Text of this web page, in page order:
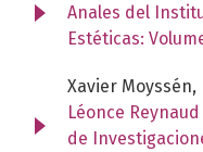
Anales del
Estéticas:
Xavier Moyssén,
Léonce
de